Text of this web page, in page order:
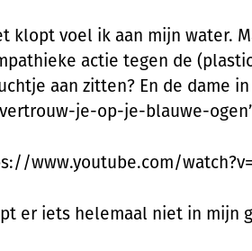
klopt voel ik aan mijn water.
actie tegen de
aan zitten? En de dame
vertrouw-je-op-je-blauwe-
www.youtube.com/
er iets helemaal niet in mijn